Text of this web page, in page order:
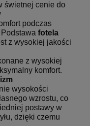
świetnej cenie do
podczas
fotela
z wysokiej jakości
z wysokiej
komfort.
wysokości
wzrostu, co
postawy w
dzięki czemu